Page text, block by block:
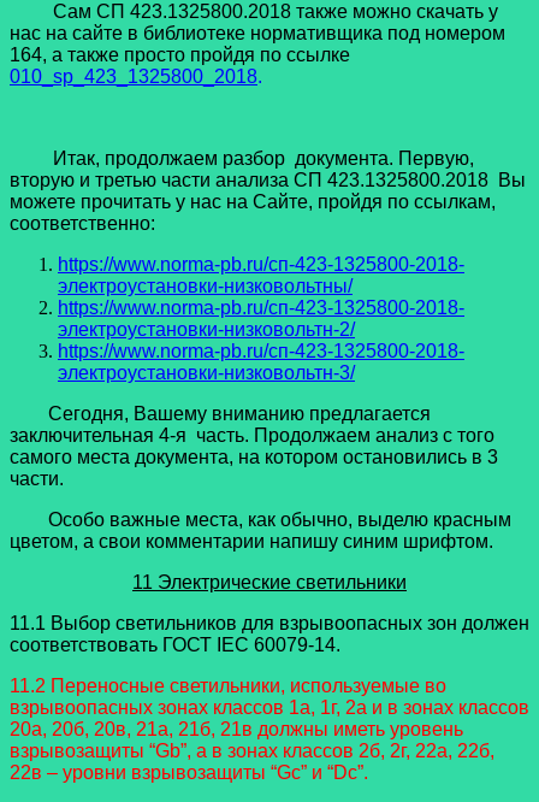
Сам СП 423.1325800.2018 также можно скачать у
нас на сайте в библиотеке нормативщика под номером
164, а также просто пройдя по ссылке
010_sp_423_1325800_2018.
Итак, продолжаем разбор документа. Первую,
вторую и третью части анализа СП 423.1325800.2018 Вы
можете прочитать у нас на Сайте, пройдя по ссылкам,
соответственно:
https://www.norma-pb.ru/сп-423-1325800-2018-
электроустановки-низковольтны/
https://www.norma-pb.ru/сп-423-1325800-2018-
электроустановки-низковольтн-2/
https://www.norma-pb.ru/сп-423-1325800-2018-
электроустановки-низковольтн-3/
Сегодня, Вашему вниманию предлагается
заключительная 4-я часть. Продолжаем анализ с того
самого места документа, на котором остановились в 3
части.
Особо важные места, как обычно, выделю красным
цветом, а свои комментарии напишу синим шрифтом.
11 Электрические светильники
11.1 Выбор светильников для взрывоопасных зон должен
соответствовать ГОСТ IEC 60079-14.
11.2 Переносные светильники, используемые во
взрывоопасных зонах классов 1а, 1г, 2а и в зонах классов
20а, 20б, 20в, 21а, 21б, 21в должны иметь уровень
взрывозащиты “Gb”, а в зонах классов 2б, 2г, 22а, 22б,
22в – уровни взрывозащиты “Gc” и “Dc”.